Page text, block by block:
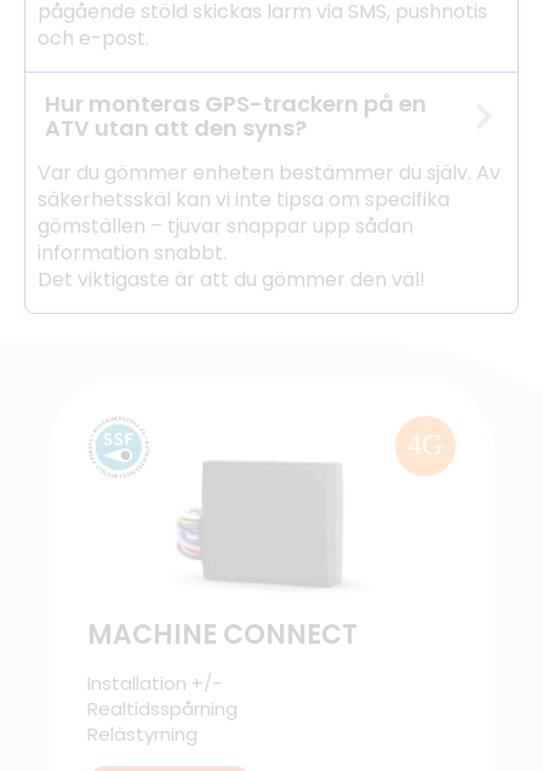
pågående stöld skickas larm via SMS, pushnotis
och e-post.
Hur monteras GPS-trackern på en
ATV utan att den syns?
Var du gömmer enheten bestämmer du själv. Av
säkerhetsskäl kan vi inte tipsa om specifika
gömställen – tjuvar snappar upp sådan
information snabbt.
Det viktigaste är att du gömmer den väl!
4G
MACHINE CONNECT
Installation +/-
Realtidsspårning
Relästyrning